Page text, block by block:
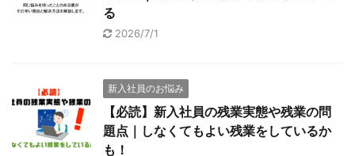
る
2026/7/1
新入社員のお悩み
【必読】新入社員の残業実態や残業の問
題点｜しなくてもよい残業をしているか
も！